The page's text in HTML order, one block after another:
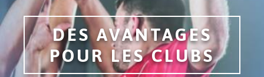
DES AVANTAGES
POUR LES CLUBS